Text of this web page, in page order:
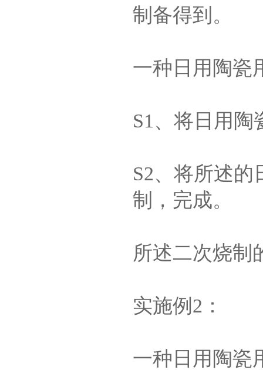
制备得到。
一种日用陶瓷
S1、将日用
S2、将所述
制，完成。
所述二次烧制
实施例2：
一种日用陶瓷